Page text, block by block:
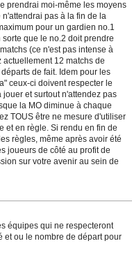
prendrai moi-même les moyens
pas à la fin de la
pour un gardien no.1
que le no.2 doit prendre
(ce n'est pas intense à
12 matchs de
de fait. Idem pour les
ceux-ci doivent respecter le
et surtout n'attendez pas
la MO diminue à chaque
TOUS être ne mesure d'utiliser
et en règle. Si rendu en fin de
règles, même après avoir été
joueurs de côté au profit de
sur votre avenir au sein de
équipes qui ne respecteront
et ou le nombre de départ pour